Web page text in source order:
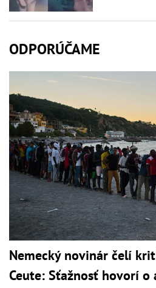
ODPORÚČAME
Nemecký novinár čelí
Ceute: Sťažnosť hovorí